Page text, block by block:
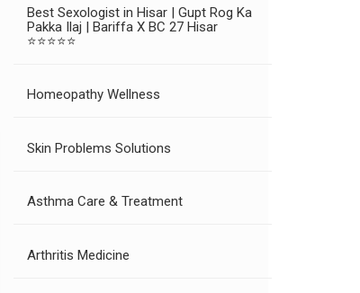
Best Sexologist in Hisar | Gupt Rog Ka
Pakka Ilaj | Bariffa X BC 27 Hisar
⭐⭐⭐⭐⭐
Homeopathy Wellness
Skin Problems Solutions
Asthma Care & Treatment
Arthritis Medicine